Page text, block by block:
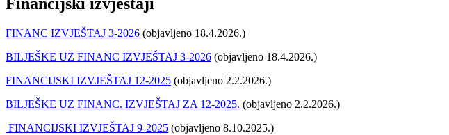
FINANC IZVJEŠTAJ 3-2026 (objavljeno 18.4.2026.)
BILJEŠKE UZ FINANC IZVJEŠTAJ 3-2026 (objavljeno 18.4.2026.)
FINANCIJSKI IZVJEŠTAJ 12-2025 (objavljeno 2.2.2026.)
BILJEŠKE UZ FINANC. IZVJEŠTAJ ZA 12-2025. (objavljeno 2.2.2026.)
FINANCIJSKI IZVJEŠTAJ 9-2025 (objavljeno 8.10.2025.)